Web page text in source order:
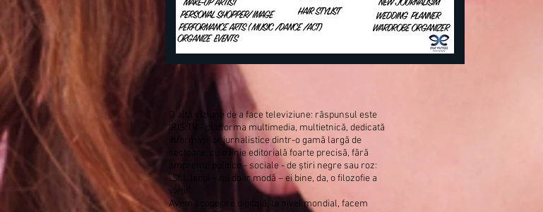
O altă viziune de a face televiziune: răspunsul este
IRIS TV - platforma multimedia, multietnică, dedicată
informațiilor jurnalistice dintr-o gamă largă de
sectoare, cu o linie editorială foarte precisă, fără
amprente politice - sociale - de știri negre sau roz:
„Stil. lecții – nu doar modă – ei bine, da, o filozofie a
vieții”.
Avem acoperire digitală, la nivel mondial, facem